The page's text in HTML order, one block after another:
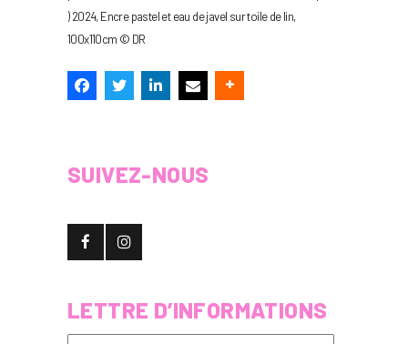
) 2024, Encre pastel et eau de javel sur toile de lin,
100x110cm © DR
SUIVEZ-NOUS
LETTRE D’INFORMATIONS